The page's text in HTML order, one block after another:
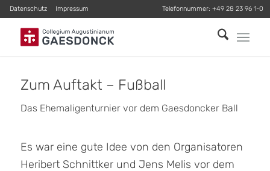
Datenschutz Impressum Telefonnummer: +49 28 23 96 1-0
Zum Auftakt – Fußball
Das Ehemaligenturnier vor dem Gaesdoncker Ball
Es war eine gute Idee von den Organisatoren
Heribert Schnittker und Jens Melis vor dem